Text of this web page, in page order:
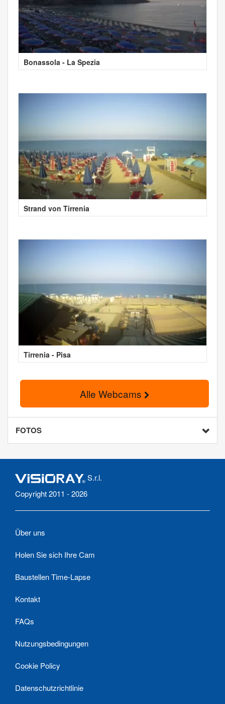
Bonassola - La Spezia
Strand von Tirrenia
Tirrenia - Pisa
Alle Webcams
FOTOS
S.r.l.
Copyright 2011 - 2026
Über uns
Holen Sie sich Ihre Cam
Baustellen Time-Lapse
Kontakt
FAQs
Nutzungsbedingungen
Cookie Policy
Datenschutzrichtlinie